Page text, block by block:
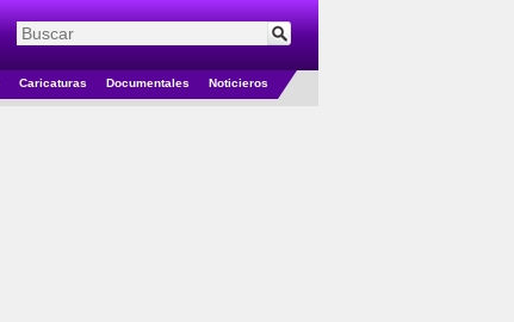
Caricaturas Documentales Noticieros